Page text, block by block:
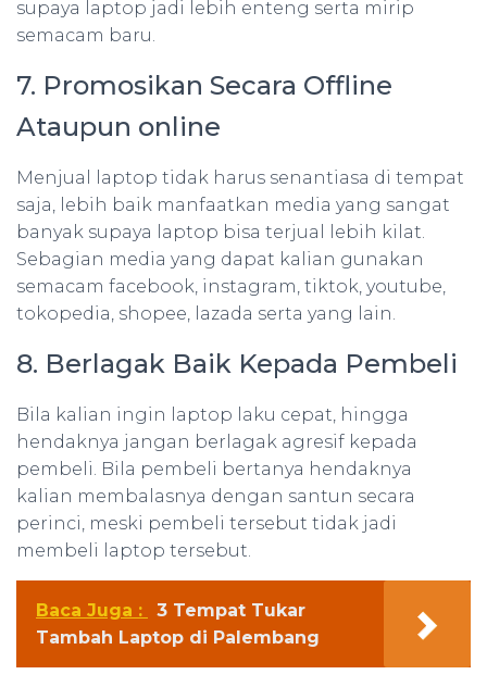
supaya laptop jadi lebih enteng serta mirip
semacam baru.
7. Promosikan Secara Offline
Ataupun online
Menjual laptop tidak harus senantiasa di tempat
saja, lebih baik manfaatkan media yang sangat
banyak supaya laptop bisa terjual lebih kilat.
Sebagian media yang dapat kalian gunakan
semacam facebook, instagram, tiktok, youtube,
tokopedia, shopee, lazada serta yang lain.
8. Berlagak Baik Kepada Pembeli
Bila kalian ingin laptop laku cepat, hingga
hendaknya jangan berlagak agresif kepada
pembeli. Bila pembeli bertanya hendaknya
kalian membalasnya dengan santun secara
perinci, meski pembeli tersebut tidak jadi
membeli laptop tersebut.
Baca Juga :
3 Tempat Tukar
Tambah Laptop di Palembang